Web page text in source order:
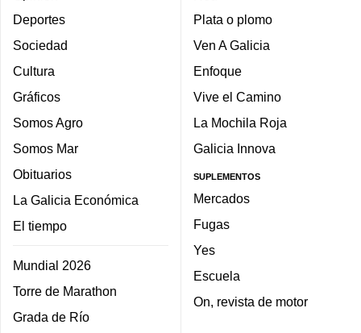
Deportes
Sociedad
Cultura
Gráficos
Somos Agro
Somos Mar
Obituarios
La Galicia Económica
El tiempo
Mundial 2026
Torre de Marathon
Grada de Río
Plata o plomo
Ven A Galicia
Enfoque
Vive el Camino
La Mochila Roja
Galicia Innova
SUPLEMENTOS
Mercados
Fugas
Yes
Escuela
On, revista de motor